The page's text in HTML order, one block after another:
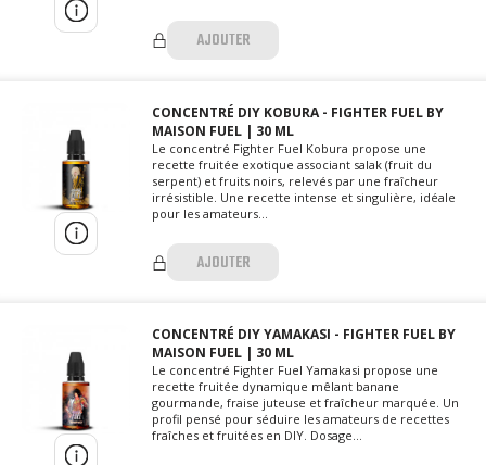
AJOUTER
CONCENTRÉ DIY KOBURA - FIGHTER FUEL BY
MAISON FUEL | 30 ML
Le concentré Fighter Fuel Kobura propose une
recette fruitée exotique associant salak (fruit du
serpent) et fruits noirs, relevés par une fraîcheur
irrésistible. Une recette intense et singulière, idéale
pour les amateurs...
AJOUTER
CONCENTRÉ DIY YAMAKASI - FIGHTER FUEL BY
MAISON FUEL | 30 ML
Le concentré Fighter Fuel Yamakasi propose une
recette fruitée dynamique mêlant banane
gourmande, fraise juteuse et fraîcheur marquée. Un
profil pensé pour séduire les amateurs de recettes
fraîches et fruitées en DIY. Dosage...